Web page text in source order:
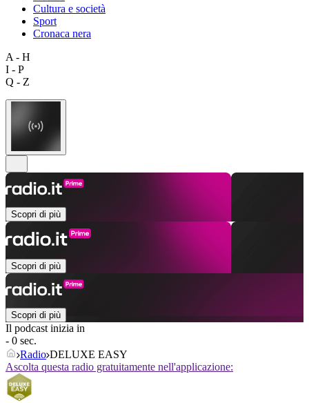
Cultura e società
Sport
Cronaca nera
A - H
I - P
Q - Z
Scopri di più
Scopri di più
Scopri di più
Il podcast inizia in
- 0 sec.
Radio DELUXE EASY
Ascolta questa radio gratuitamente nell'applicazione: